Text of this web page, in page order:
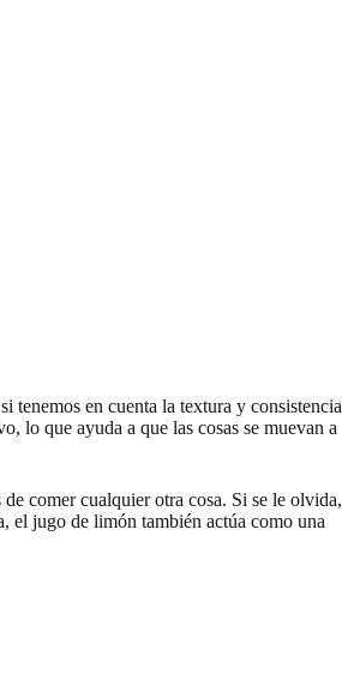
tenemos en cuenta la textura y consistencia
lo que ayuda a que las cosas se muevan a
comer cualquier otra cosa. Si se le olvida,
el jugo de limón también actúa como una